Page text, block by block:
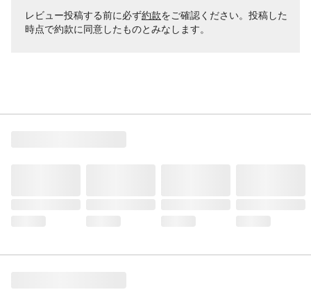
レビュー投稿する前に必ず約款をご確認ください。投稿した
時点で約款に同意したものとみなします。